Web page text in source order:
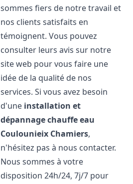
sommes fiers de notre travail et
nos clients satisfaits en
témoignent. Vous pouvez
consulter leurs avis sur notre
site web pour vous faire une
idée de la qualité de nos
services. Si vous avez besoin
d'une installation et
dépannage chauffe eau
Coulounieix Chamiers,
n'hésitez pas à nous contacter.
Nous sommes à votre
disposition 24h/24, 7j/7 pour